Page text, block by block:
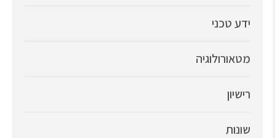
ידע טכני
מטאורולוגיה
רישיון
שונות